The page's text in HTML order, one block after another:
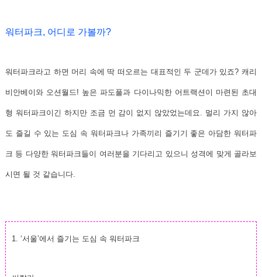
워터파크, 어디로 가볼까?
워터파크라고 하면 머리 속에 딱 떠오르는 대표적인 두 군데가 있죠? 캐리
비안베이와 오션월드! 높은 파도풀과 다이나믹한 어트랙션이 마련된 초대
형 워터파크이긴 하지만 조금 먼 감이 없지 않았었는데요. 멀리 가지 않아
도 즐길 수 있는 도심 속 워터파크나 가족끼리 즐기기 좋은 아담한 워터파
크 등 다양한 워터파크들이 여러분을 기다리고 있으니 성격에 맞게 골라보
시면 될 것 같습니다.
1. ‘서울’에서 즐기는 도심 속 워터파크